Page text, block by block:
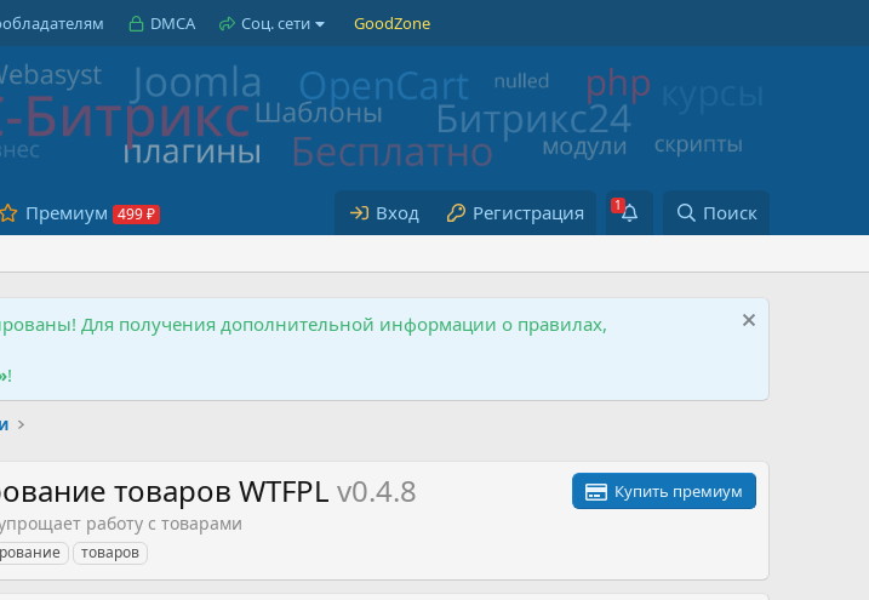
DMCA Соц. сети GoodZone
Премиум Вход Регистрация Поиск
Для получения дополнительной информации о правилах,
!
товаров WTFPLv0.4.8 Купить премиум
работу с товарами
товаров